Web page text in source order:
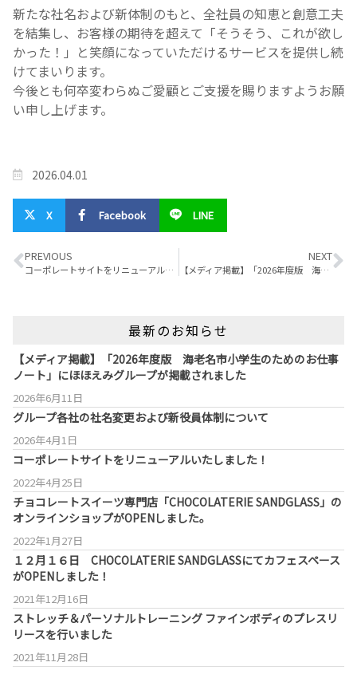
新たな社名および新体制のもと、全社員の知恵と創意工夫
を結集し、お客様の期待を超えて「そうそう、これが欲し
かった！」と笑顔になっていただけるサービスを提供し続
けてまいります。
今後とも何卒変わらぬご愛顧とご支援を賜りますようお願
い申し上げます。
2026.04.01
X Facebook LINE
PREVIOUS
コーポレートサイトをリニューアルいたしました！
NEXT
【メディア掲載】「2026年度版 海老名市小学生のためのお仕事ノート」にほほえみグループが掲載されました
最新のお知らせ
【メディア掲載】「2026年度版 海老名市小学生のためのお仕事
ノート」にほほえみグループが掲載されました
2026年6月11日
グループ各社の社名変更および新役員体制について
2026年4月1日
コーポレートサイトをリニューアルいたしました！
2022年4月25日
チョコレートスイーツ専門店「CHOCOLATERIE SANDGLASS」の
オンラインショップがOPENしました。
2022年1月27日
１２月１６日 CHOCOLATERIE SANDGLASSにてカフェスペース
がOPENしました！
2021年12月16日
ストレッチ＆パーソナルトレーニング ファインボディのプレスリ
リースを行いました
2021年11月28日